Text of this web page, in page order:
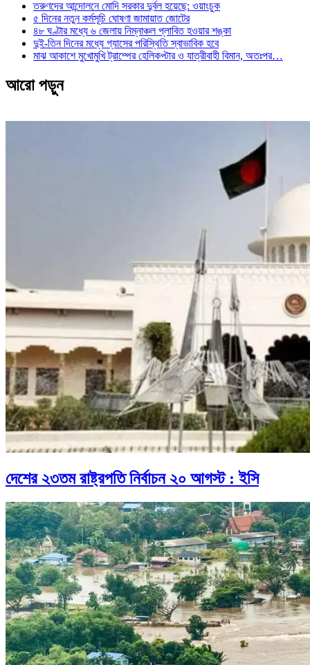
তরুণদের আন্দোলনে মোদি সরকার দুর্বল হয়েছে: ওয়াংচুক
৫ দিনের নতুন কর্মসূচি ঘোষণা জামায়াত জোটের
৪৮ ঘণ্টার মধ্যে ৬ জেলায় নিম্নাঞ্চল প্লাবিত হওয়ার শঙ্কা
দুই-তিন দিনের মধ্যে গ্যাসের পরিস্থিতি স্বাভাবিক হবে
মাঝ আকাশে মুখোমুখি ট্রাম্পের হেলিকপ্টার ও যাত্রীবাহী বিমান, অতঃপর…
আরো পড়ুন
দেশের ২৩তম রাষ্ট্রপতি নির্বাচন ২০ আগস্ট : ইসি